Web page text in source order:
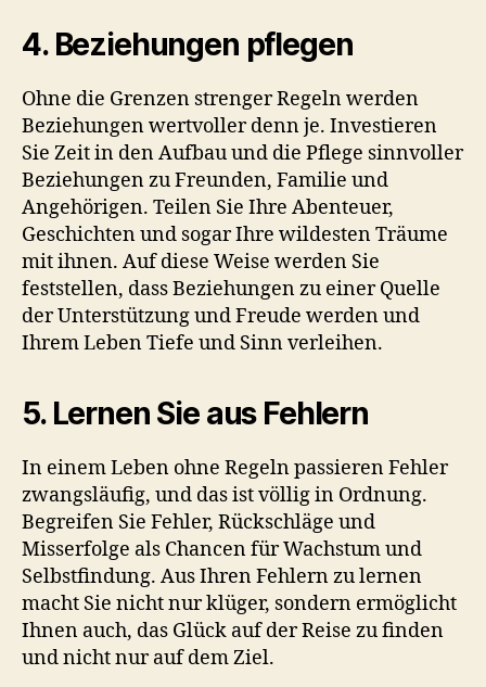
4. Beziehungen pflegen
Ohne die Grenzen strenger Regeln werden
Beziehungen wertvoller denn je. Investieren
Sie Zeit in den Aufbau und die Pflege sinnvoller
Beziehungen zu Freunden, Familie und
Angehörigen. Teilen Sie Ihre Abenteuer,
Geschichten und sogar Ihre wildesten Träume
mit ihnen. Auf diese Weise werden Sie
feststellen, dass Beziehungen zu einer Quelle
der Unterstützung und Freude werden und
Ihrem Leben Tiefe und Sinn verleihen.
5. Lernen Sie aus Fehlern
In einem Leben ohne Regeln passieren Fehler
zwangsläufig, und das ist völlig in Ordnung.
Begreifen Sie Fehler, Rückschläge und
Misserfolge als Chancen für Wachstum und
Selbstfindung. Aus Ihren Fehlern zu lernen
macht Sie nicht nur klüger, sondern ermöglicht
Ihnen auch, das Glück auf der Reise zu finden
und nicht nur auf dem Ziel.